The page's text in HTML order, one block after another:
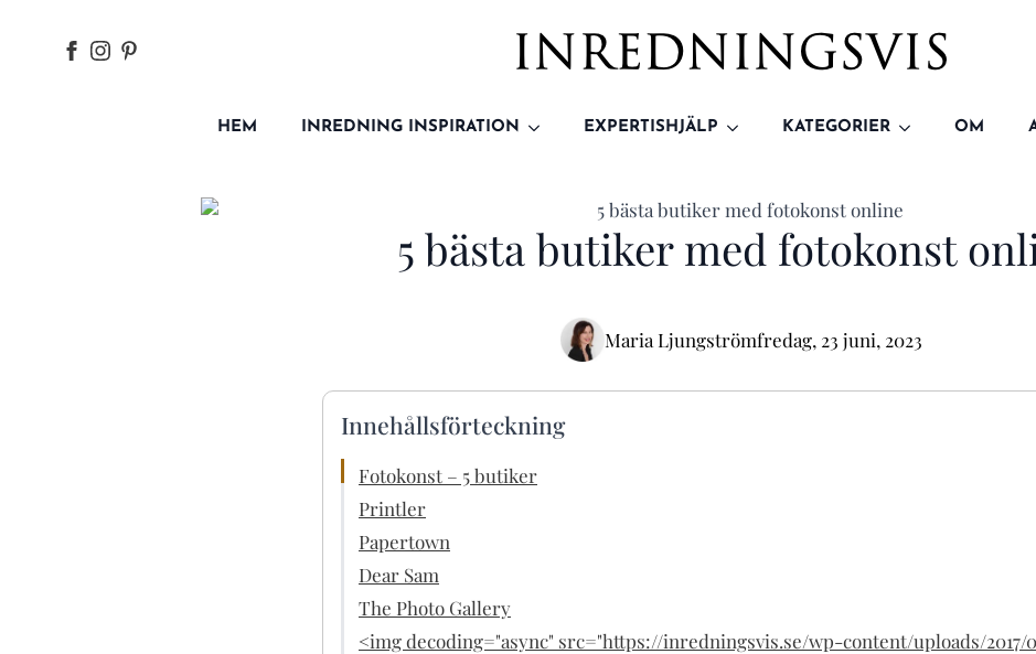
HEM INREDNING INSPIRATION EXPERTISHJÄLP KATEGORIER OM
5 bästa butiker med fotokonst
Maria Ljungströmfredag, 23 juni, 2023
Innehållsförteckning
Fotokonst – 5 butiker
Printler
Papertown
Dear Sam
The Photo Gallery
<img decoding="async" src="https://inredningsvis.se/wp-content/uploads/2017/